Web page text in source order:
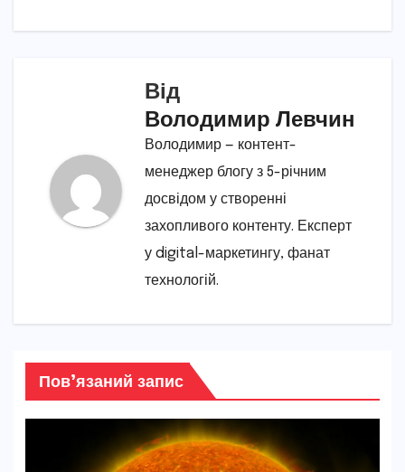
Від
Володимир Левчин
Володимир — контент-
менеджер блогу з 5-річним
досвідом у створенні
захопливого контенту. Експерт
у digital-маркетингу, фанат
технологій.
Пов’язаний запис